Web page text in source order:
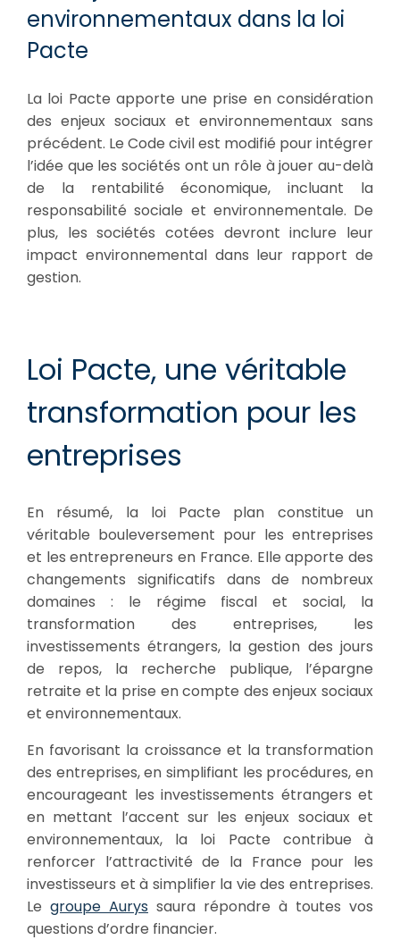
environnementaux dans la loi
Pacte
La loi Pacte apporte une prise en considération
des enjeux sociaux et environnementaux sans
précédent. Le Code civil est modifié pour intégrer
l’idée que les sociétés ont un rôle à jouer au-delà
de la rentabilité économique, incluant la
responsabilité sociale et environnementale. De
plus, les sociétés cotées devront inclure leur
impact environnemental dans leur rapport de
gestion.
Loi Pacte, une véritable
transformation pour les
entreprises
En résumé, la loi Pacte plan constitue un
véritable bouleversement pour les entreprises
et les entrepreneurs en France. Elle apporte des
changements significatifs dans de nombreux
domaines : le régime fiscal et social, la
transformation des entreprises, les
investissements étrangers, la gestion des jours
de repos, la recherche publique, l’épargne
retraite et la prise en compte des enjeux sociaux
et environnementaux.
En favorisant la croissance et la transformation
des entreprises, en simplifiant les procédures, en
encourageant les investissements étrangers et
en mettant l’accent sur les enjeux sociaux et
environnementaux, la loi Pacte contribue à
renforcer l’attractivité de la France pour les
investisseurs et à simplifier la vie des entreprises.
Le groupe Aurys saura répondre à toutes vos
questions d’ordre financier.